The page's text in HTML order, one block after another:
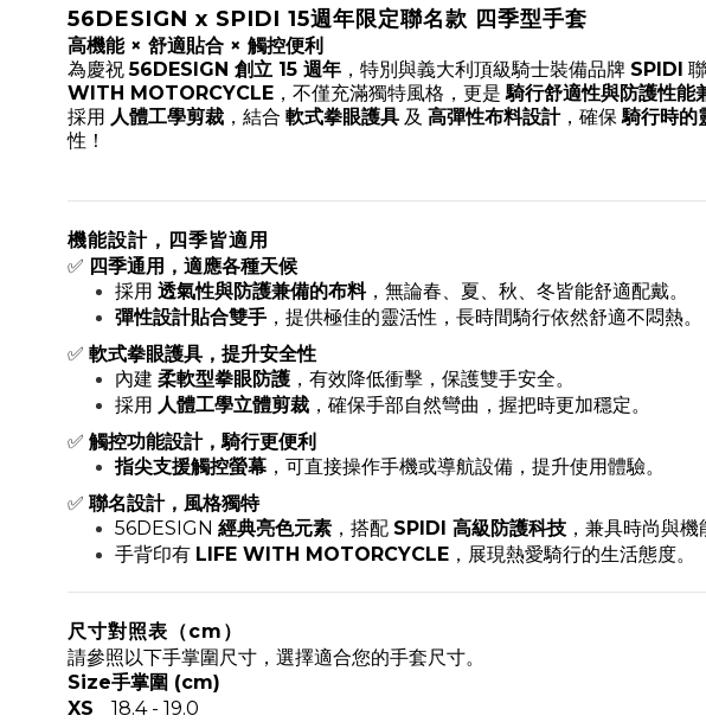
56DESIGN x SPIDI 15週年限定聯名款 四季型手套
高機能 × 舒適貼合 × 觸控便利
為慶祝56DESIGN 創立 15 週年 ，特別與義大利頂級騎士裝備品牌 SPIDI
WITH MOTORCYCLE ，不僅充滿獨特風格，更是騎行舒適性與防護性能
採用 人體工學剪裁 ，結合 軟式拳眼護具 及 高彈性布料設計，確保騎行時的
性！
機能設計，四季皆適用
✅ 四季通用，適應各種天候
採用 透氣性與防護兼備的布料，無論春、夏、秋、冬皆能舒適配戴。
彈性設計貼合雙手 ，提供極佳的靈活性，長時間騎行依然舒適不悶熱。
✅ 軟式拳眼護具，提升安全性
內建 柔軟型拳眼防護 ，有效降低衝擊，保護雙手安全。
採用 人體工學立體剪裁 ，確保手部自然彎曲，握把時更加穩定。
✅ 觸控功能設計，騎行更便利
指尖支援觸控螢幕 ，可直接操作手機或導航設備，提升使用體驗。
✅ 聯名設計，風格獨特
56DESIGN 經典亮色元素 ，搭配 SPIDI 高級防護科技 ，兼具時尚與機
手背印有 LIFE WITH MOTORCYCLE ，展現熱愛騎行的生活態度。
尺寸對照表（cm）
請參照以下手掌圍尺寸，選擇適合您的手套尺寸。
Size手掌圍 (cm)
XS
18.4 - 19.0